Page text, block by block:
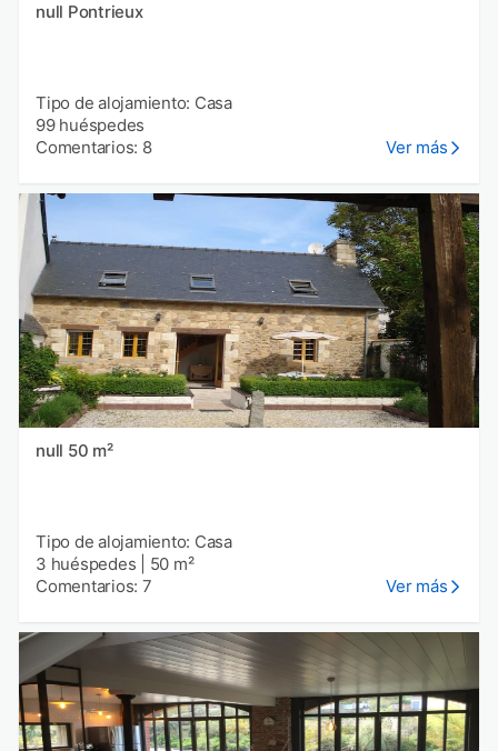
null Pontrieux
Tipo de alojamiento: Casa
99 huéspedes
Comentarios: 8
Ver más
null 50 m²
Tipo de alojamiento: Casa
3 huéspedes
50 m²
Comentarios: 7
Ver más